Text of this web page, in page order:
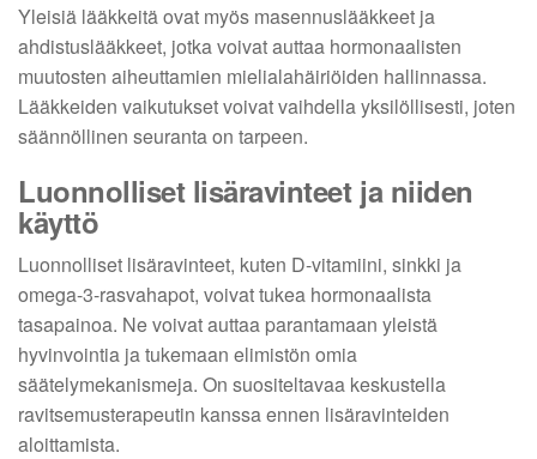
Yleisiä lääkkeitä ovat myös masennuslääkkeet ja
ahdistuslääkkeet, jotka voivat auttaa hormonaalisten
muutosten aiheuttamien mielialahäiriöiden hallinnassa.
Lääkkeiden vaikutukset voivat vaihdella yksilöllisesti, joten
säännöllinen seuranta on tarpeen.
Luonnolliset lisäravinteet ja niiden
käyttö
Luonnolliset lisäravinteet, kuten D-vitamiini, sinkki ja
omega-3-rasvahapot, voivat tukea hormonaalista
tasapainoa. Ne voivat auttaa parantamaan yleistä
hyvinvointia ja tukemaan elimistön omia
säätelymekanismeja. On suositeltavaa keskustella
ravitsemusterapeutin kanssa ennen lisäravinteiden
aloittamista.